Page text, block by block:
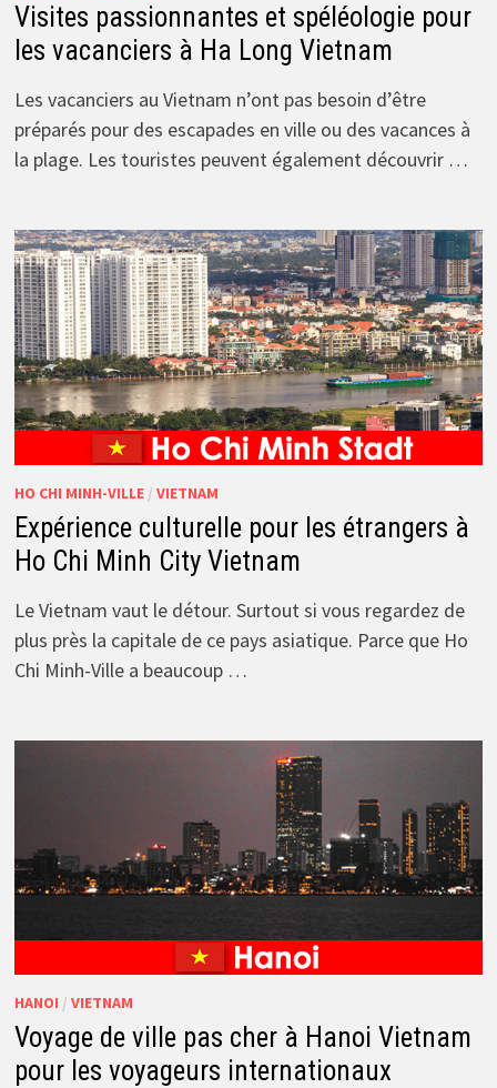
Visites passionnantes et spéléologie pour
les vacanciers à Ha Long Vietnam
Les vacanciers au Vietnam n’ont pas besoin d’être
préparés pour des escapades en ville ou des vacances à
la plage. Les touristes peuvent également découvrir …
HO CHI MINH-VILLE/ VIETNAM
Expérience culturelle pour les étrangers à
Ho Chi Minh City Vietnam
Le Vietnam vaut le détour. Surtout si vous regardez de
plus près la capitale de ce pays asiatique. Parce que Ho
Chi Minh-Ville a beaucoup …
HANOI / VIETNAM
Voyage de ville pas cher à Hanoi Vietnam
pour les voyageurs internationaux